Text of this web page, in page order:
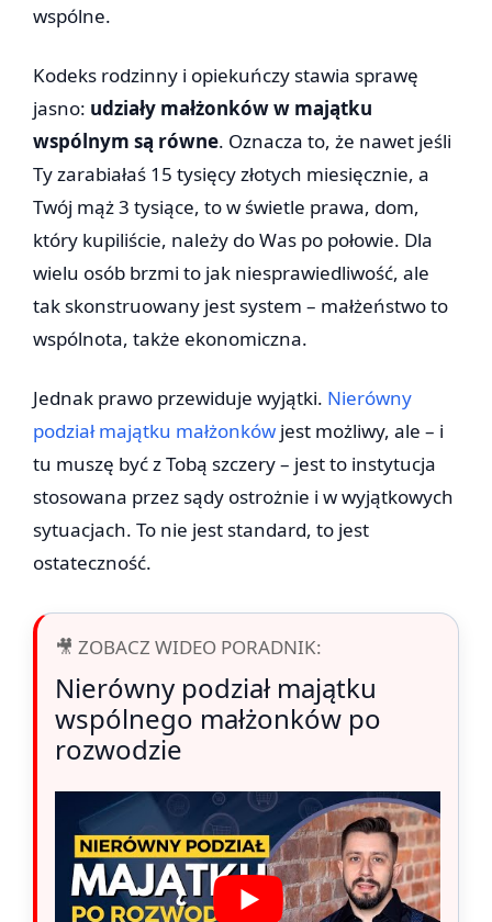
wspólne.
Kodeks rodzinny i opiekuńczy stawia sprawę
jasno: udziały małżonków w majątku
wspólnym są równe. Oznacza to, że nawet jeśli
Ty zarabiałaś 15 tysięcy złotych miesięcznie, a
Twój mąż 3 tysiące, to w świetle prawa, dom,
który kupiliście, należy do Was po połowie. Dla
wielu osób brzmi to jak niesprawiedliwość, ale
tak skonstruowany jest system – małżeństwo to
wspólnota, także ekonomiczna.
Jednak prawo przewiduje wyjątki. Nierówny
podział majątku małżonków jest możliwy, ale – i
tu muszę być z Tobą szczery – jest to instytucja
stosowana przez sądy ostrożnie i w wyjątkowych
sytuacjach. To nie jest standard, to jest
ostateczność.
🎥 ZOBACZ WIDEO PORADNIK:
Nierówny podział majątku
wspólnego małżonków po
rozwodzie